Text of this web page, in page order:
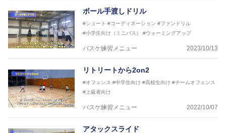
2018年U12ナショナルキャンプヘッドコーチ
2018年U13ナショナルキャンプヘッドコーチ
2018年～2021年男子日本代表サポートコーチ
2021年～女子日本代表アシスタントコーチ
ボール手渡しドリル
#シュート #コーディネーション #ファンドリル
#小学生向け（ミニバス）
#ウォーミングアップ
バスケ練習メニュー 2023/10/13
リトリートから2on2
#オフェンス #中学生向け #高校生向け #チームオフェンス
#上級者向け
バスケ練習メニュー 2022/10/07
アタックスライド